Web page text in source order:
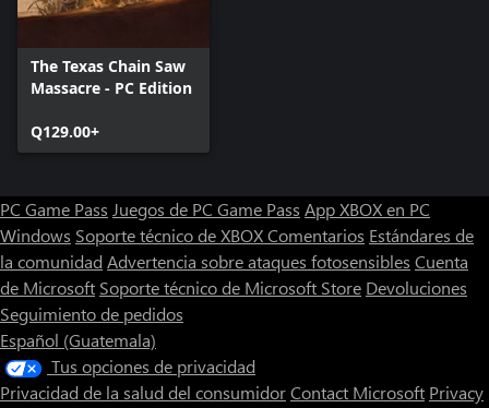
The Texas Chain Saw
Massacre - PC Edition
Q129.00+
PC Game Pass Juegos de PC Game Pass App XBOX en PC
Windows Soporte técnico de XBOXComentarios Estándares de
la comunidad Advertencia sobre ataques fotosensibles Cuenta
de Microsoft Soporte técnico de Microsoft Store Devoluciones
Seguimiento de pedidos
Español (Guatemala)
Tus opciones de privacidad
Privacidad de la salud del consumidorContact Microsoft Privacy